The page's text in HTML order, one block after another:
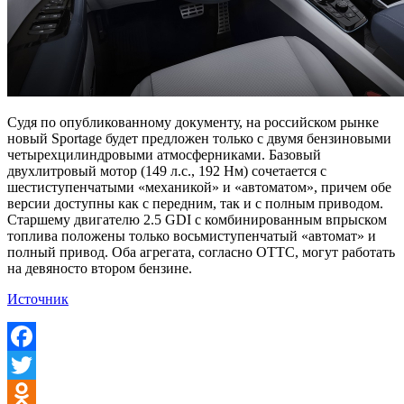
Судя по опубликованному документу, на российском рынке
новый Sportage будет предложен только с двумя бензиновыми
четырехцилиндровыми атмосферниками. Базовый
двухлитровый мотор (149 л.с., 192 Нм) сочетается с
шестиступенчатыми «механикой» и «автоматом», причем обе
версии доступны как с передним, так и с полным приводом.
Старшему двигателю 2.5 GDI с комбинированным впрыском
топлива положены только восьмиступенчатый «автомат» и
полный привод. Оба агрегата, согласно ОТТС, могут работать
на девяносто втором бензине.
Источник
Facebook
Twitter